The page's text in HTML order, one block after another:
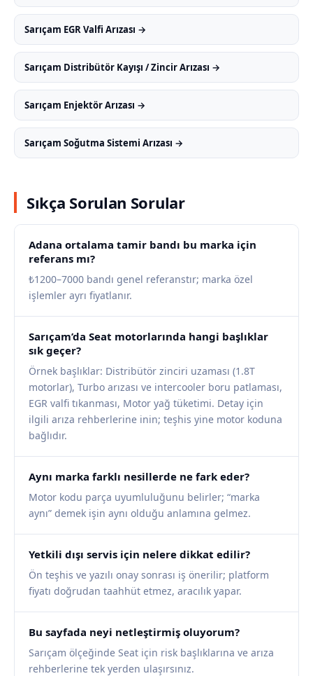
Sarıçam EGR Valfi Arızası →
Sarıçam Distribütör Kayışı / Zincir Arızası →
Sarıçam Enjektör Arızası →
Sarıçam Soğutma Sistemi Arızası →
Sıkça Sorulan Sorular
Adana ortalama tamir bandı bu marka için
referans mı?
₺1200–7000 bandı genel referanstır; marka özel
işlemler ayrı fiyatlanır.
Sarıçam’da Seat motorlarında hangi başlıklar
sık geçer?
Örnek başlıklar: Distribütör zinciri uzaması (1.8T
motorlar), Turbo arızası ve intercooler boru patlaması,
EGR valfi tıkanması, Motor yağ tüketimi. Detay için
ilgili arıza rehberlerine inin; teşhis yine motor koduna
bağlıdır.
Aynı marka farklı nesillerde ne fark eder?
Motor kodu parça uyumluluğunu belirler; “marka
aynı” demek işin aynı olduğu anlamına gelmez.
Yetkili dışı servis için nelere dikkat edilir?
Ön teşhis ve yazılı onay sonrası iş önerilir; platform
fiyatı doğrudan taahhüt etmez, aracılık yapar.
Bu sayfada neyi netleştirmiş oluyorum?
Sarıçam ölçeğinde Seat için risk başlıklarına ve arıza
rehberlerine tek yerden ulaşırsınız.